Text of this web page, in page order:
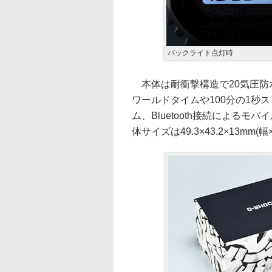
バックライト点灯時
本体は耐衝撃構造で20気圧防
ワールドタイムや100分の1秒
ム、Bluetooth接続によるモバ
体サイズは49.3×43.2×13mm(